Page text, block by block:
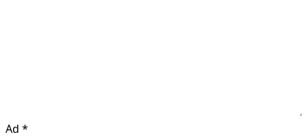
Ad *